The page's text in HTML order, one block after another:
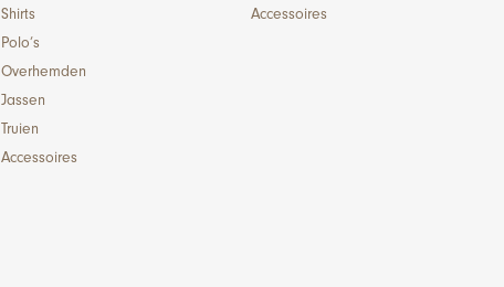
Shirts
Polo’s
Overhemden
Jassen
Truien
Accessoires
Accessoires